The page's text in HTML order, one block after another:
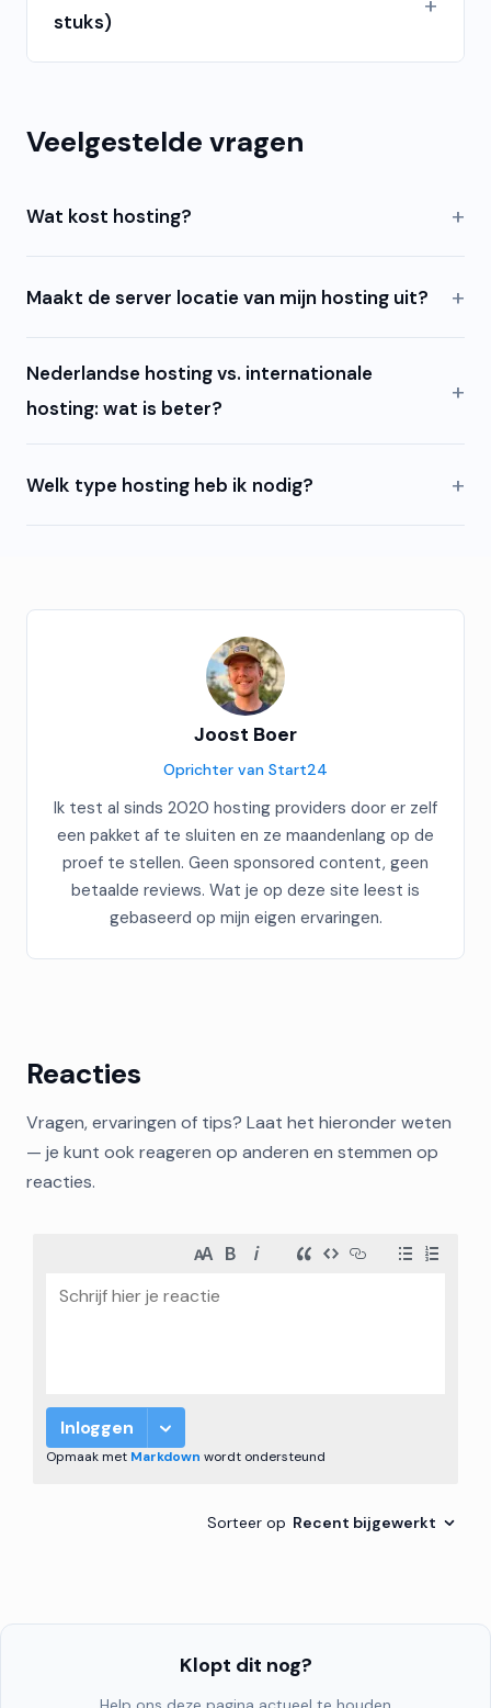
stuks)
Veelgestelde vragen
Wat kost hosting?
Maakt de server locatie van mijn hosting uit?
Nederlandse hosting vs. internationale
hosting: wat is beter?
Welk type hosting heb ik nodig?
Joost Boer
Oprichter van Start24
Ik test al sinds 2020 hosting providers door er zelf
een pakket af te sluiten en ze maandenlang op de
proef te stellen. Geen sponsored content, geen
betaalde reviews. Wat je op deze site leest is
gebaseerd op mijn eigen ervaringen.
Reacties
Vragen, ervaringen of tips? Laat het hieronder weten
— je kunt ook reageren op anderen en stemmen op
reacties.
Klopt dit nog?